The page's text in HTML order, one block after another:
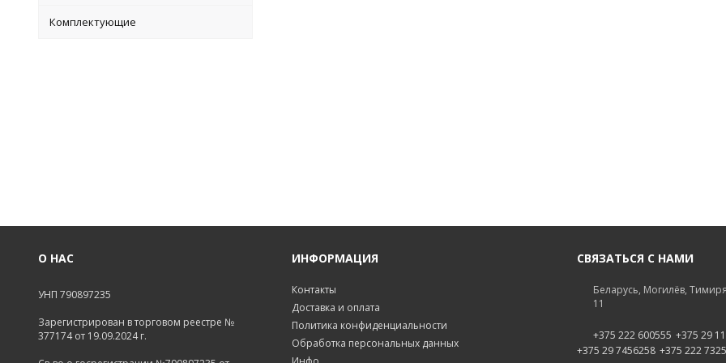
Комплектующие
О НАС
УНП 790897235
Зарегистрирован в торговом реестре №
377174 от 19.09.2024 г.
ИНФОРМАЦИЯ
Контакты
Доставка и оплата
Политика конфиденциальности
Обработка персональных данных
СВЯЗАТЬСЯ С НАМИ
Беларусь, Могилёв,
11
+375 222 600555 +375 29
+375 29 7456258 +375 222